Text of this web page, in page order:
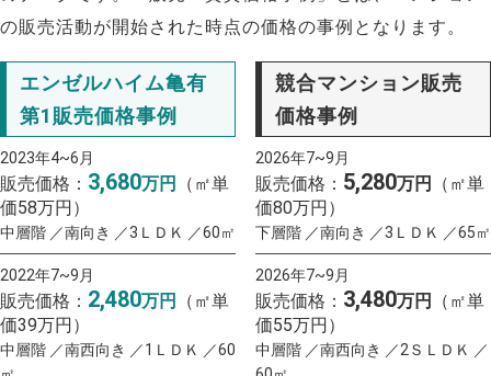
の販売活動が開始された時点の価格の事例となります。
エンゼルハイム亀有
第1販売価格事例
2023年4~6月
販売価格： 3,680万円
（㎡単
価58万円）
中層階 ／南向き ／3ＬＤＫ ／60㎡
2022年7~9月
販売価格： 2,480万円
（㎡単
価39万円）
中層階 ／南西向き ／1ＬＤＫ ／60
競合マンション販売
価格事例
2026年7~9月
販売価格： 5,280万円
（㎡単
価80万円）
下層階 ／南向き ／3ＬＤＫ ／65㎡
2026年7~9月
販売価格： 3,480万円
（㎡単
価55万円）
中層階 ／南西向き ／2ＳＬＤＫ ／